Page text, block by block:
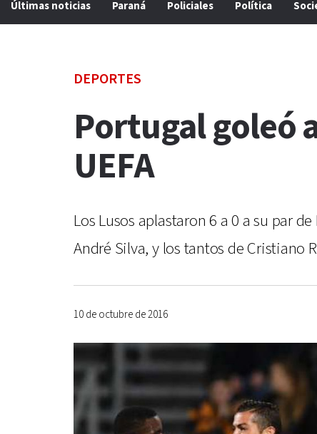
Últimas noticias Paraná Policiales Política
DEPORTES
Portugal goleó
UEFA
Los Lusos aplastaron 6 a 0 a su par
André Silva, y los tantos de Cristiano
10 de octubre de 2016